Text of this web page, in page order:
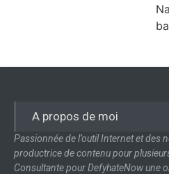
A propos de moi
Passionnée de l’outil Internet et des
productrice de contenu pour
Consultante pour DefyhateNow une